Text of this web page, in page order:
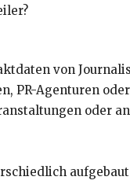
von
PR-Agenturen
oder